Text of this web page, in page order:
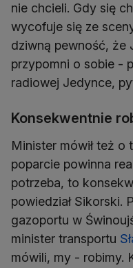
nie chcieli. Gdy się
wycofuje się ze
dziwną pewność, że
przypomni o sobie -
radiowej Jedynce,
Konsekwentnie
Minister mówił też o
poparcie powinna
potrzeba, to
powiedział Sikorski.
gazoportu w
minister transportu
mówili, my - robimy.